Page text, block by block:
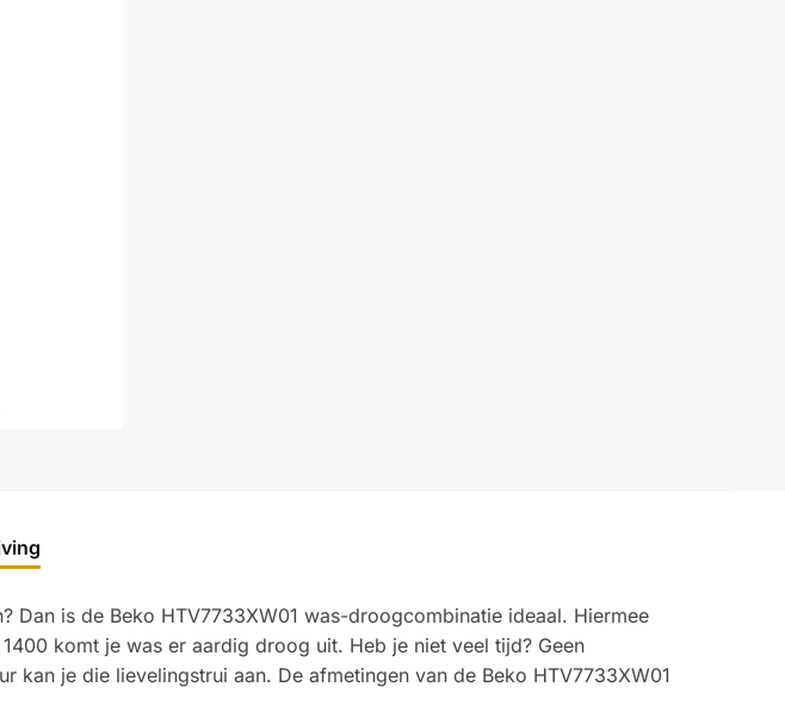
is de Beko HTV7733XW01 was-droogcombinatie ideaal. Hiermee
komt je was er aardig droog uit. Heb je niet veel tijd? Geen
kan je die lievelingstrui aan. De afmetingen van de Beko HTV7733XW01